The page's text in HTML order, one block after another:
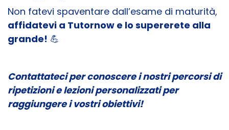
Non fatevi spaventare dall’esame di maturità,
affidatevi a Tutornow e lo supererete alla
grande! 💪
Contattateci per conoscere i nostri percorsi di
ripetizioni e lezioni personalizzati per
raggiungere i vostri obiettivi!